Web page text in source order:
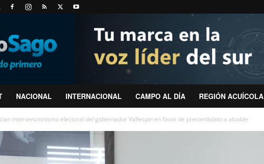
NACIONAL INTERNACIONAL CAMPO AL DÍA REGIÓN ACUÍCOLA
intervencionismo electoral del gobernador Vallespin en favor de precandidato a alcalde